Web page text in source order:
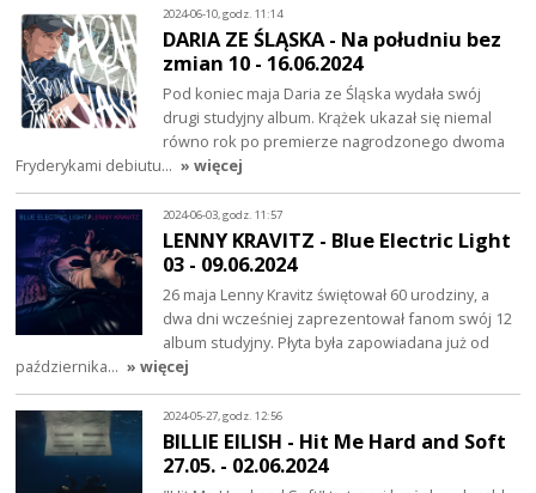
2024-06-10, godz. 11:14
DARIA ZE ŚLĄSKA - Na południu bez
zmian 10 - 16.06.2024
Pod koniec maja Daria ze Śląska wydała swój
drugi studyjny album. Krążek ukazał się niemal
równo rok po premierze nagrodzonego dwoma
Fryderykami debiutu… » więcej
2024-06-03, godz. 11:57
LENNY KRAVITZ - Blue Electric Light
03 - 09.06.2024
26 maja Lenny Kravitz świętował 60 urodziny, a
dwa dni wcześniej zaprezentował fanom swój 12
album studyjny. Płyta była zapowiadana już od
października… » więcej
2024-05-27, godz. 12:56
BILLIE EILISH - Hit Me Hard and Soft
27.05. - 02.06.2024